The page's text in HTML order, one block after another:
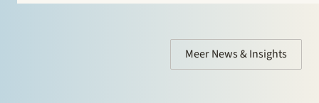
Meer News & Insights